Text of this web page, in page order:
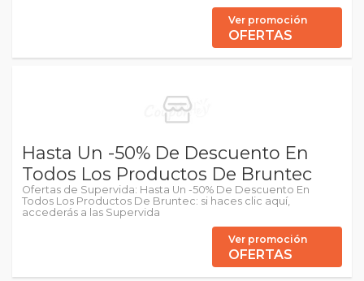
Ver promoción
OFERTAS
Hasta Un -50% De Descuento En
Todos Los Productos De Bruntec
Ofertas de Supervida: Hasta Un -50% De Descuento En
Todos Los Productos De Bruntec: si haces clic aquí,
accederás a las Supervida
Ver promoción
OFERTAS